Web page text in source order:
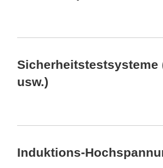
Sicherheitstestsysteme
usw.)
Induktions-